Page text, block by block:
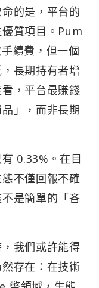
的是，平台的
質項目。Pum
續費，但一個
長期持有者增
，平台最賺錢
」，而非長期
0.33%。在目
不僅回報不確
是簡單的「吝
我們或許能得
存在：在技術